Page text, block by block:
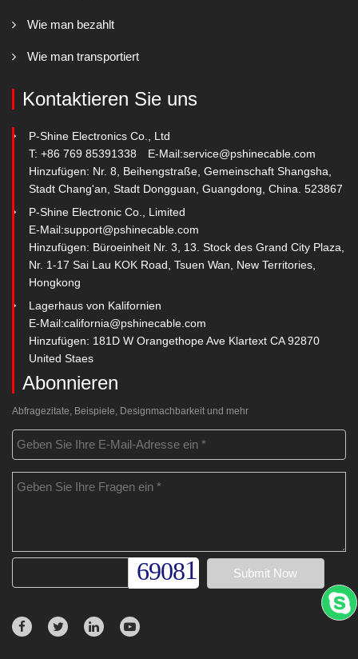
Wie man bezahlt
Wie man transportiert
Kontaktieren Sie uns
P-Shine Electronics Co., Ltd
T: +86 769 85391338
E-Mail:service@pshinecable.com
Hinzufügen: Nr. 8, Beihengstraße, Gemeinschaft Shangsha,
Stadt Chang'an, Stadt Dongguan, Guangdong, China. 523867
P-Shine Electronic Co., Limited
E-Mail:support@pshinecable.com
Hinzufügen: Büroeinheit Nr. 3, 13. Stock des Grand City Plaza,
Nr. 1-17 Sai Lau KOK Road, Tsuen Wan, New Territories,
Hongkong
Lagerhaus von Kalifornien
E-Mail:california@pshinecable.com
Hinzufügen: 181D W Orangethope Ave Klartext CA 92870
United Staes
Abonnieren
Abfragezitate, Beispiele, Designmachbarkeit und mehr